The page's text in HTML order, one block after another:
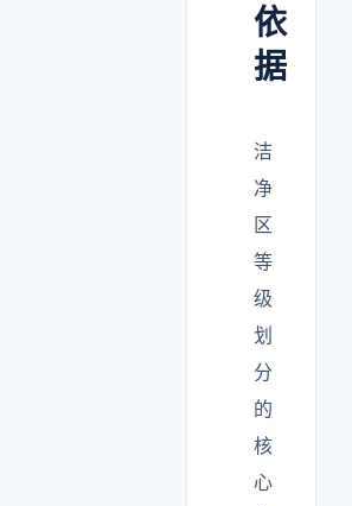
依
据
洁
净
区
等
级
划
分
的
核
心